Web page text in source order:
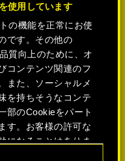
使用しています
の機能を正常にお使
です。その他の
質向上のために、オ
コンテンツ関連のフ
また、ソーシャルメ
を持ちそうなコンテ
部のCookieをパート
す。お客様の許可な
になることはありま